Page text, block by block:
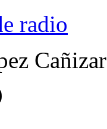
radio